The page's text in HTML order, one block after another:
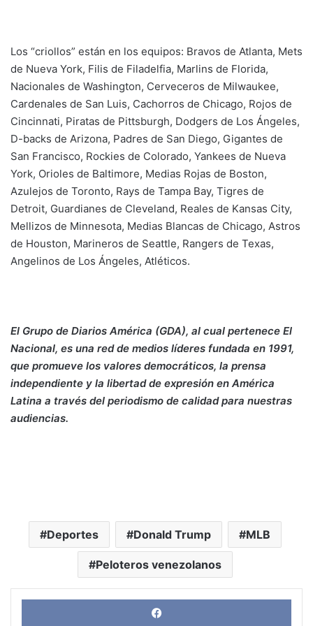
Los “criollos” están en los equipos: Bravos de Atlanta, Mets
de Nueva York, Filis de Filadelfia, Marlins de Florida,
Nacionales de Washington, Cerveceros de Milwaukee,
Cardenales de San Luis, Cachorros de Chicago, Rojos de
Cincinnati, Piratas de Pittsburgh, Dodgers de Los Ángeles,
D-backs de Arizona, Padres de San Diego, Gigantes de
San Francisco, Rockies de Colorado, Yankees de Nueva
York, Orioles de Baltimore, Medias Rojas de Boston,
Azulejos de Toronto, Rays de Tampa Bay, Tigres de
Detroit, Guardianes de Cleveland, Reales de Kansas City,
Mellizos de Minnesota, Medias Blancas de Chicago, Astros
de Houston, Marineros de Seattle, Rangers de Texas,
Angelinos de Los Ángeles, Atléticos.
El Grupo de Diarios América (GDA), al cual pertenece El
Nacional, es una red de medios líderes fundada en 1991,
que promueve los valores democráticos, la prensa
independiente y la libertad de expresión en América
Latina a través del periodismo de calidad para nuestras
audiencias.
Deportes Donald Trump MLB
Peloteros venezolanos